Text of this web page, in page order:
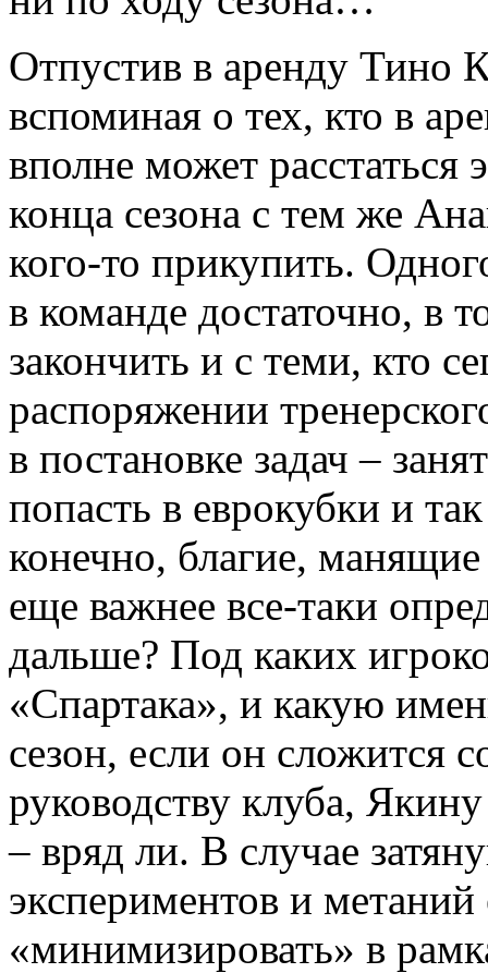
Отпустив в аренду Тино
вспоминая о тех, кто в
вполне может
конца сезона с тем же
кого-то прикупить.
в команде достаточно, в
закончить и с теми, кто
распоряжении
в постановке задач –
попасть в еврокубки и
конечно, благие,
еще важнее все-таки
дальше? Под каких
«Спартака», и какую
сезон, если он сложится
руководству клуба,
– вряд ли. В случае
экспериментов и метаний
«минимизировать» в